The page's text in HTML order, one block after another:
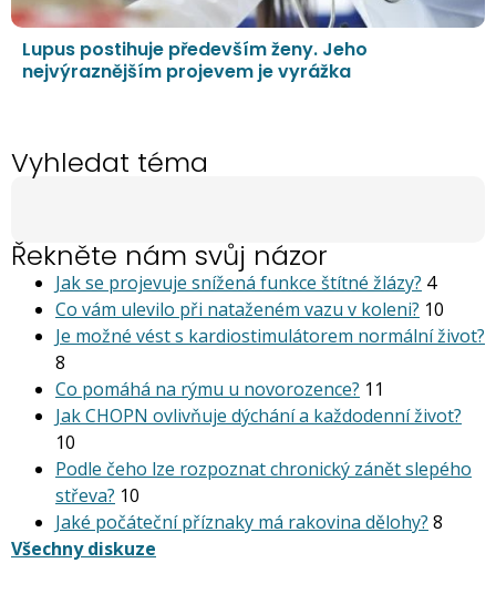
Lupus postihuje především ženy. Jeho
nejvýraznějším projevem je vyrážka
Vyhledat téma
Řekněte nám svůj názor
Jak se projevuje snížená funkce štítné žlázy? 4
Co vám ulevilo při nataženém vazu v koleni? 10
Je možné vést s kardiostimu­látorem normální život?
8
Co pomáhá na rýmu u novorozence? 11
Jak CHOPN ovlivňuje dýchání a každodenní život?
10
Podle čeho lze rozpoznat chronický zánět slepého
střeva? 10
Jaké počáteční příznaky má rakovina dělohy? 8
Všechny diskuze